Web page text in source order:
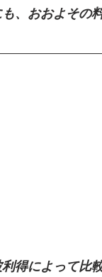
およその料
よって比較